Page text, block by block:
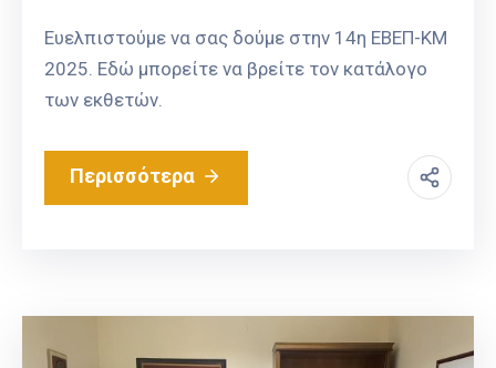
Ευελπιστούμε να σας δούμε στην 14η ΕΒΕΠ-ΚΜ
2025. Εδώ μπορείτε να βρείτε τον κατάλογο
των εκθετών.
Περισσότερα